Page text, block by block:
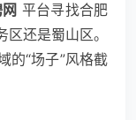
平台寻找合肥
还是蜀山区。
的“场子”风格截